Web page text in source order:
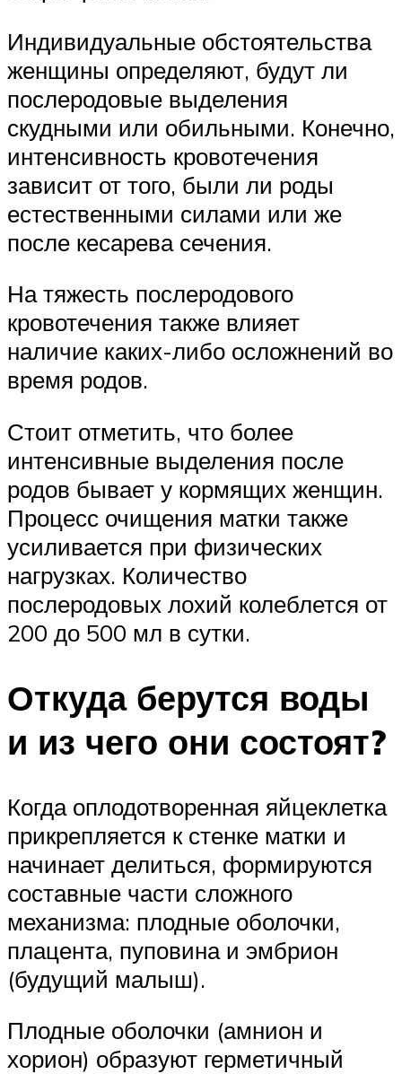
Индивидуальные обстоятельства
женщины определяют, будут ли
послеродовые выделения
скудными или обильными. Конечно,
интенсивность кровотечения
зависит от того, были ли роды
естественными силами или же
после кесарева сечения.
На тяжесть послеродового
кровотечения также влияет
наличие каких-либо осложнений во
время родов.
Стоит отметить, что более
интенсивные выделения после
родов бывает у кормящих женщин.
Процесс очищения матки также
усиливается при физических
нагрузках. Количество
послеродовых лохий колеблется от
200 до 500 мл в сутки.
Откуда берутся воды
и из чего они состоят?
Когда оплодотворенная яйцеклетка
прикрепляется к стенке матки и
начинает делиться, формируются
составные части сложного
механизма: плодные оболочки,
плацента, пуповина и эмбрион
(будущий малыш).
Плодные оболочки (амнион и
хорион) образуют герметичный